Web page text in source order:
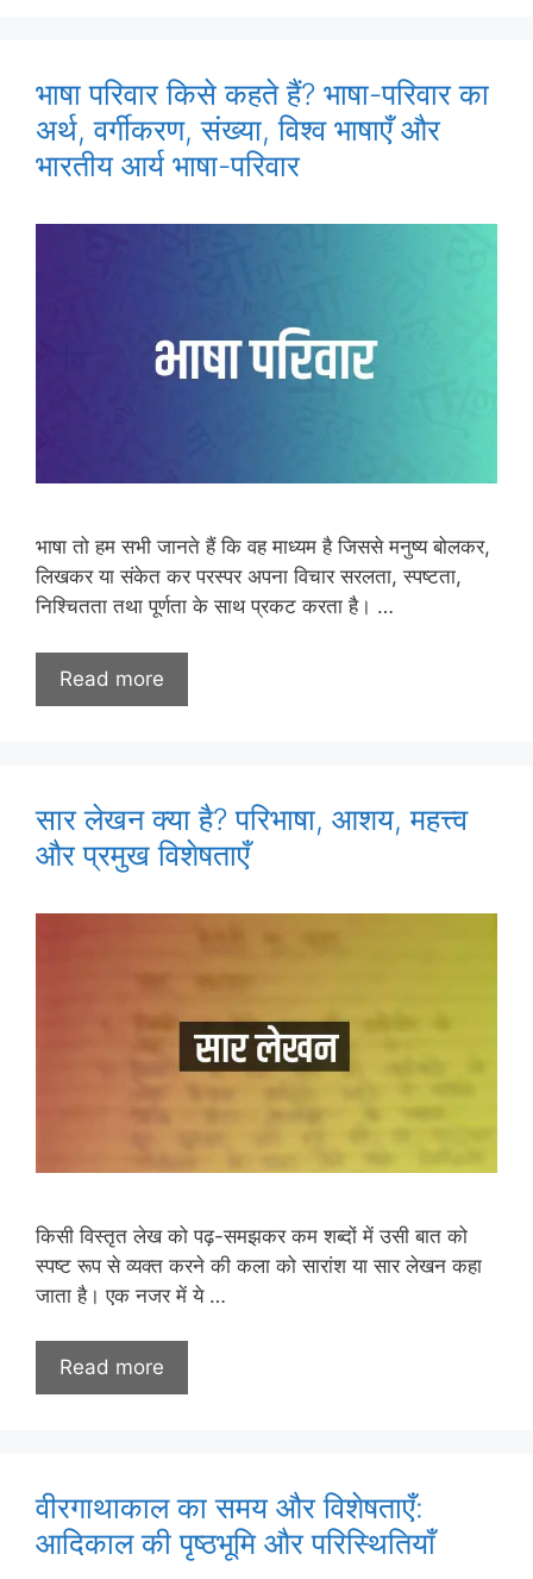
भाषा परिवार किसे कहते हैं? भाषा-परिवार का
अर्थ, वर्गीकरण, संख्या, विश्व भाषाएँ और
भारतीय आर्य भाषा-परिवार
भाषा तो हम सभी जानते हैं कि वह माध्यम है जिससे मनुष्य बोलकर,
लिखकर या संकेत कर परस्पर अपना विचार सरलता, स्पष्टता,
निश्चितता तथा पूर्णता के साथ प्रकट करता है। …
Read more
सार लेखन क्या है? परिभाषा, आशय, महत्त्व
और प्रमुख विशेषताएँ
किसी विस्तृत लेख को पढ़-समझकर कम शब्दों में उसी बात को
स्पष्ट रूप से व्यक्त करने की कला को सारांश या सार लेखन कहा
जाता है। एक नजर में ये …
Read more
वीरगाथाकाल का समय और विशेषताएँ:
आदिकाल की पृष्ठभूमि और परिस्थितियाँ